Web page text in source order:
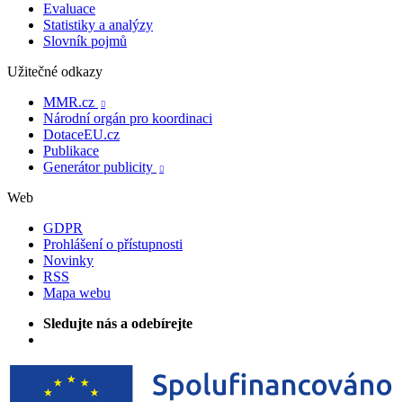
Evaluace
Statistiky a analýzy
Slovník pojmů
Užitečné odkazy
MMR.cz

Národní orgán pro koordinaci
DotaceEU.cz
Publikace
Generátor publicity

Web
GDPR
Prohlášení o přístupnosti
Novinky
RSS
Mapa webu
Sledujte nás a odebírejte